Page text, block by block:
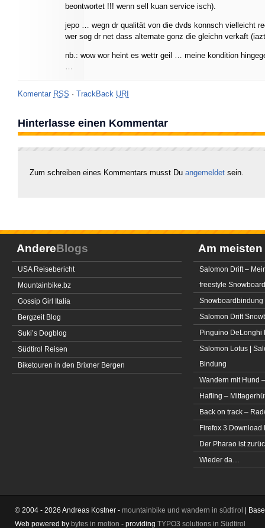
beontwortet !!! wenn sell kuan service isch).
jepo … wegn dr qualität von die dvds konnsch vielleicht
wer sog dr net dass alternate gonz die gleichn verkaft
nb.: wow wor heint es wettr geil … meine kondition
…
Komentar RSS · TrackBack URI
Hinterlasse einen Kommentar
Zum schreiben eines Kommentars musst Du angemeldet sein.
AndereBlogs
USA Reisebericht
Mountainbike.bz
Gossip Girl Italia
Bergzeit Blog
Suki’s Dogblog
Südtirol Reisen
Biketouren in den Brixner Bergen
Am meisten
Salomon Drift –
freestyle Snowboard
Snowboardbindung
Salomon Drift
Pinguino DeLonghi
Salomon Lotus |
Bindung
Wandern mit Hund
Hafling –
Back on track –
Firefox 3 Download
Der Pharao ist
Wieder da…
© 2004 - 2026 Andreas Kostner - mountainbike und wandern in südtirol |
Web powered by bytes in motion - providing TYPO3 solutions in Südtirol